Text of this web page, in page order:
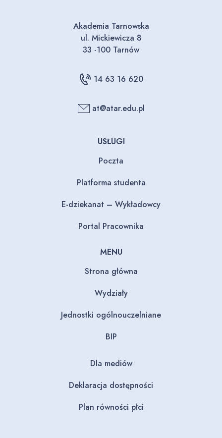
Akademia Tarnowska
ul. Mickiewicza 8
33 -100 Tarnów
14 63 16 620
at@atar.edu.pl
USŁUGI
Poczta
Platforma studenta
E-dziekanat – Wykładowcy
Portal Pracownika
MENU
Strona główna
Wydziały
Jednostki ogólnouczelniane
BIP
Dla mediów
Deklaracja dostępności
Plan równości płci